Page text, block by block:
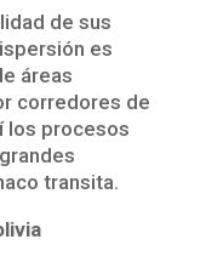
de sus
es
áreas
corredores de
los procesos
transita.